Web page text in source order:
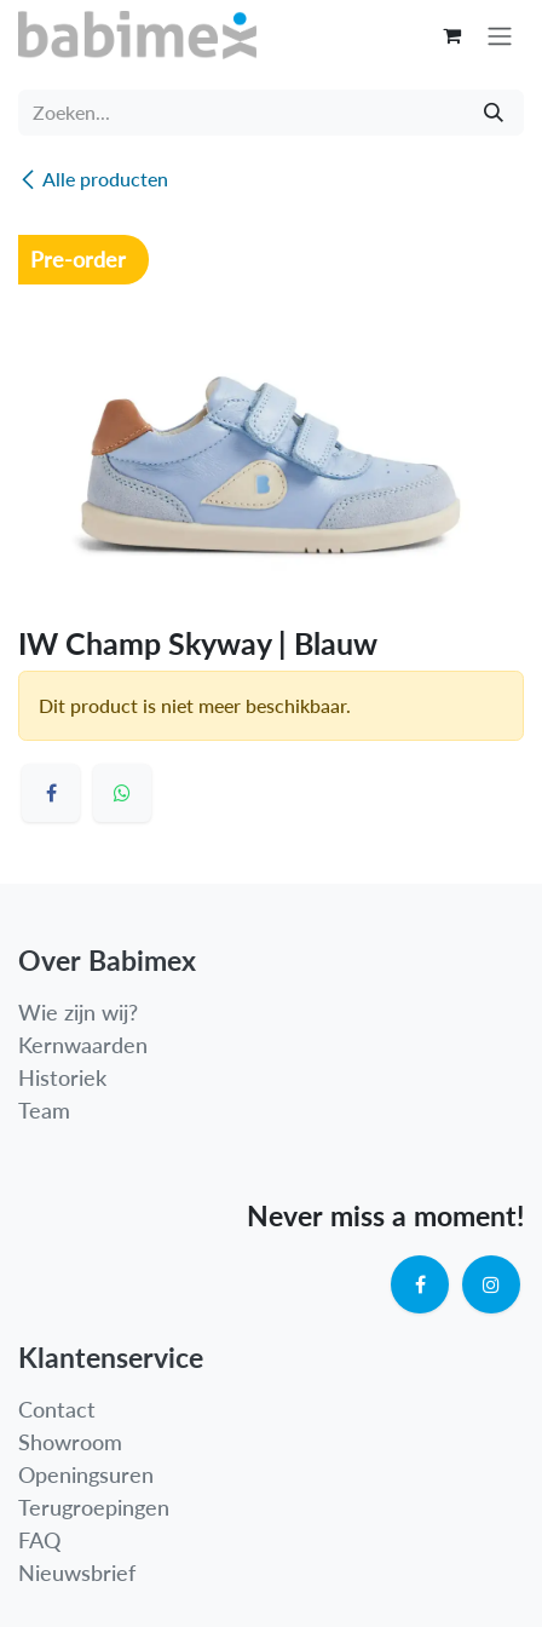
Overslaan naar inhoud
Alle producten
Pre-order
IW Champ Skyway | Blauw
Dit product is niet meer beschikbaar.
Over Babimex
Wie zijn wij?
Kernwaarden
Historiek
Team
Never miss a moment!
Klantenservice
Contact
Showroom
Openingsuren
Terugroepingen
FAQ
Nieuwsbrief